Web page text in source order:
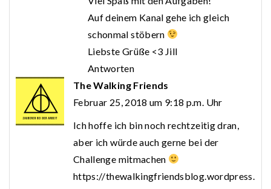
Auf deinem Kanal gehe ich gleich
schonmal stöbern
Liebste Grüße <3 Jill
Antworten
The Walking Friends
Februar 25, 2018 um 9:18 p.m. Uhr
Ich hoffe ich bin noch rechtzeitig dran,
aber ich würde auch gerne bei der
Challenge mitmachen
https://thewalkingfriendsblog.wordpress.